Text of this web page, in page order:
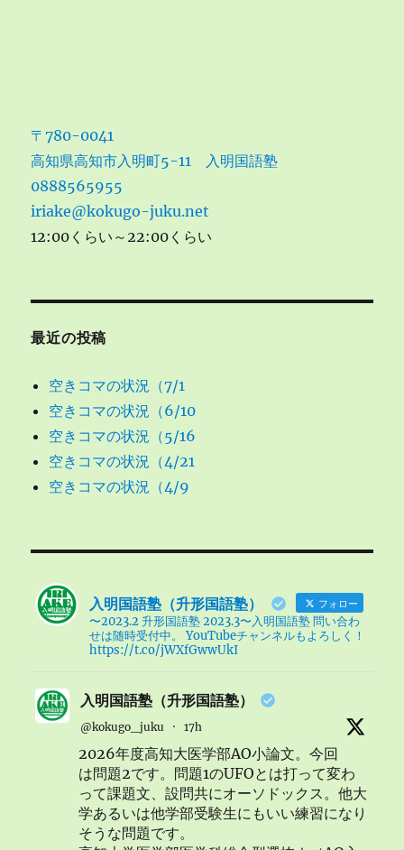
〒780-0041
高知県高知市入明町5-11 入明国語塾
0888565955
iriake@kokugo-juku.net
12:00くらい～22:00くらい
最近の投稿
空きコマの状況（7/1
空きコマの状況（6/10
空きコマの状況（5/16
空きコマの状況（4/21
空きコマの状況（4/9
入明国語塾（升形国語塾） フォロー
〜2023.2 升形国語塾 2023.3〜入明国語塾 問い合わ
せは随時受付中。 YouTubeチャンネルもよろしく！
https://t.co/jWXfGwwUkI
入明国語塾（升形国語塾）
@kokugo_juku · 17h
2026年度高知大医学部AO小論文。今回
は問題2です。問題1のUFOとは打って変わ
って課題文、設問共にオーソドックス。他大
学あるいは他学部受験生にもいい練習になり
そうな問題です。